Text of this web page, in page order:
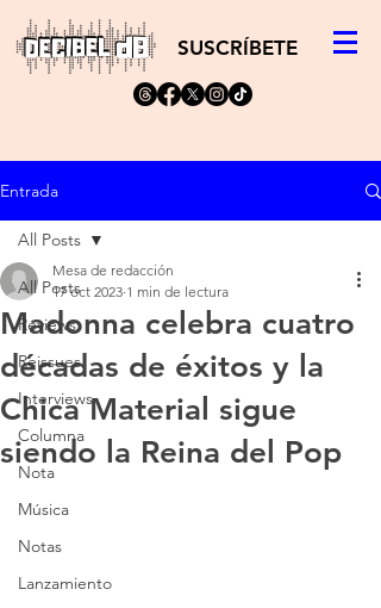
SUSCRÍBETE
Entrada
All Posts
Reviews
Reissues
Interviews
Columna
Nota
Música
Notas
Lanzamiento
All Posts
Madonna celebra cuatro
décadas de éxitos y la
Chica Material sigue
siendo la Reina del Pop
Mesa de redacción
17 oct 2023 1 min de lectura